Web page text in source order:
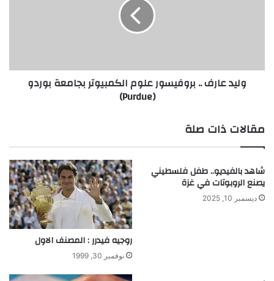
(Purdue)
وليد عارف .. بروفيسور علوم الكمبيوتر بجامعة بوردو
(Purdue)
مقالات ذات صلة
شاهد بالفيديو.. طفل فلسطيني
يصنع الروبوتات في غزة
ديسمبر 10, 2025
روجيه فيدرر : المصنف الاول
نوفمبر 30, 1999